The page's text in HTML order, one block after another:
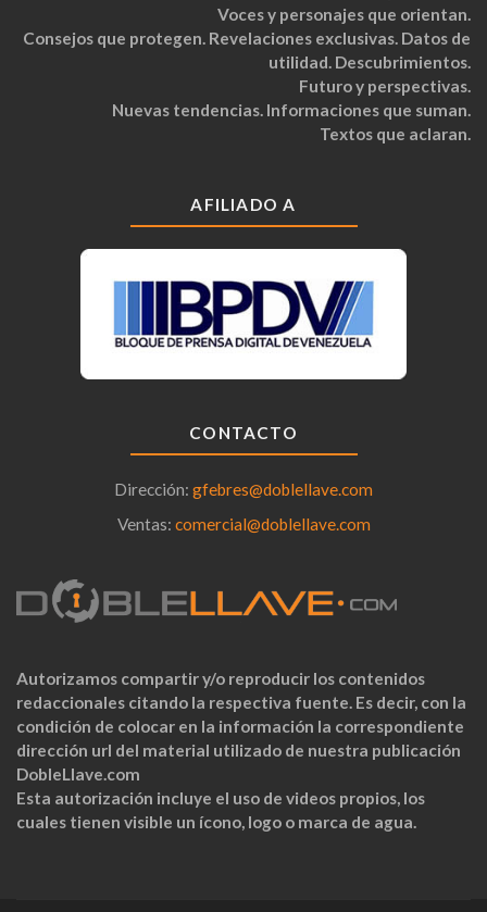
Voces y personajes que orientan.
Consejos que protegen. Revelaciones exclusivas. Datos de
utilidad. Descubrimientos.
Futuro y perspectivas.
Nuevas tendencias. Informaciones que suman.
Textos que aclaran.
AFILIADO A
CONTACTO
Dirección: gfebres@doblellave.com
Ventas: comercial@doblellave.com
Autorizamos compartir y/o reproducir los contenidos
redaccionales citando la respectiva fuente. Es decir, con la
condición de colocar en la información la correspondiente
dirección url del material utilizado de nuestra publicación
DobleLlave.com
Esta autorización incluye el uso de videos propios, los
cuales tienen visible un ícono, logo o marca de agua.